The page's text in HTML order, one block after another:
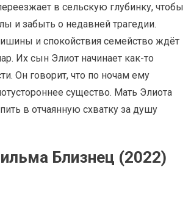
в сельскую глубинку, чтобы
и забыть о недавней трагедии.
и спокойствия семейство ждёт
Их сын Элиот начинает как-то
Он говорит, что по ночам ему
существо. Мать Элиота
в отчаянную схватку за душу
Близнец (2022)